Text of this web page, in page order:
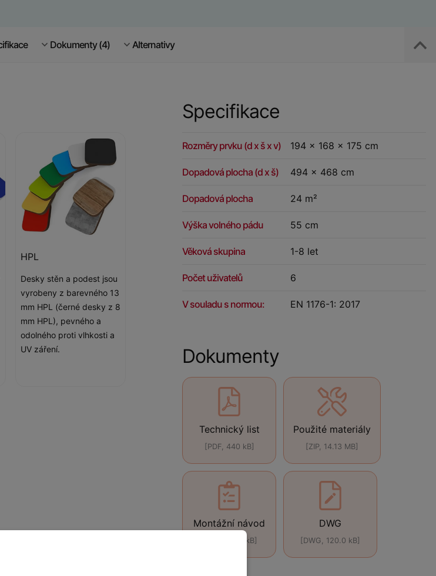
Dokumenty (4) Alternativy
Specifikace
Rozměry prvku (d x š x v) 194 x 168 x 175 cm
Dopadová plocha (d x š) 494 x 468 cm
Dopadová plocha 24 m²
Výška volného pádu 55 cm
Věková skupina 1-8 let
Počet uživatelů 6
V souladu s normou: EN 1176-1: 2017
Dokumenty
Technický list
[PDF, 440 kB]
Použité materiály
[ZIP, 14.13 MB]
Montážní návod
[PDF, 270.0 kB]
DWG
[DWG, 120.0 kB]
HPL
Desky stěn a podest jsou
vyrobeny z barevného 13
mm HPL (černé desky z 8
mm HPL), pevného a
odolného proti vlhkosti a
UV záření.